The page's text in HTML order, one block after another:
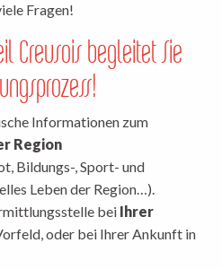
Fragen!
Creusois begleitet Sie
Informationen zum
Region
Bildungs-, Sport- und
Leben der Region…).
bei Ihrer
oder bei Ihrer Ankunft in